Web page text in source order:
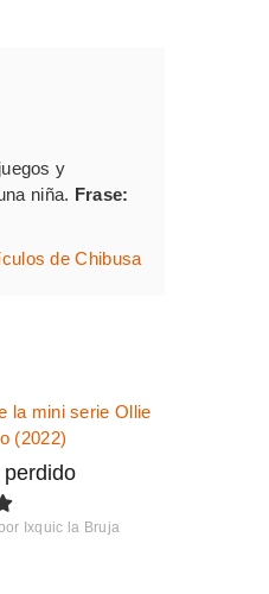
y
niña. Frase:
de Chibusa
por Ixquic la Bruja